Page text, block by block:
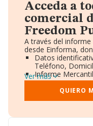
Acceda a
comercial
Freedom
A través del
desde Einforma,
Datos
Teléfono,
Informe
Gráficos de
Consejo de
Directivos y
Ver más
QUIERO